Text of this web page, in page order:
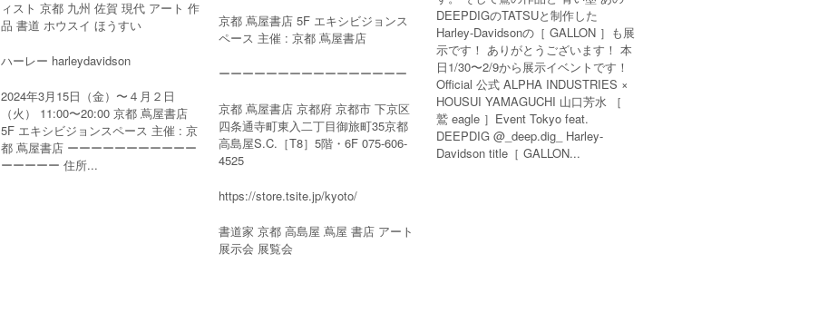
ィスト 京都 九州 佐賀 現代 アート 作
品 書道 ホウスイ ほうすい
ハーレー harleydavidson
2024年3月15日（金）〜４月２日
（火） 11:00〜20:00 京都 蔦屋書店
5F エキシビジョンスペース 主催 : 京
都 蔦屋書店 ーーーーーーーーーーー
ーーーーー 住所...
京都 蔦屋書店 5F エキシビジョンス
ペース 主催 : 京都 蔦屋書店
ーーーーーーーーーーーーーーーー
京都 蔦屋書店 京都府 京都市 下京区
四条通寺町東入二丁目御旅町35京都
高島屋S.C.［T8］5階・6F 075-606-
4525
https://store.tsite.jp/kyoto/
書道家 京都 高島屋 蔦屋 書店 アート
展示会 展覧会
DEEPDIGのTATSUと制作した
Harley-Davidsonの［ GALLON ］も展
示です！ ありがとうございます！ 本
日1/30〜2/9から展示イベントです！
Official 公式 ALPHA INDUSTRIES ×
HOUSUI YAMAGUCHI 山口芳水 ［
鷲 eagle ］Event Tokyo feat.
DEEPDIG @_deep.dig_ Harley-
Davidson title［ GALLON...